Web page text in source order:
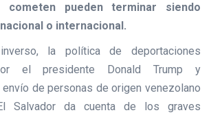
pueden terminar siendo
o internacional.
la política de deportaciones
el presidente Donald Trump y
de personas de origen venezolano
Salvador da cuenta de los graves